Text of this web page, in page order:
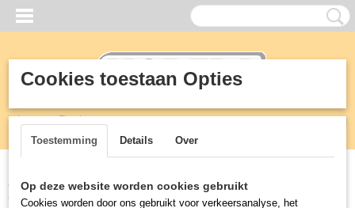
Inloggen Registreren
(0)
Home >KEUKEN>900 mm professionele kooklijn
GASFRITEUSE 2 X 23L
Cookies toestaan Opties
Toestemming Details Over
Op deze website worden cookies gebruikt
Cookies worden door ons gebruikt voor verkeersanalyse, het